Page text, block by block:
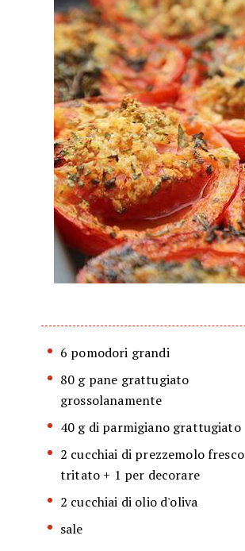
6 pomodori grandi
80 g pane grattugiato
grossolanamente
40 g di parmigiano grattugiato
2 cucchiai di prezzemolo fresco
tritato + 1 per decorare
2 cucchiai di olio d'oliva
sale